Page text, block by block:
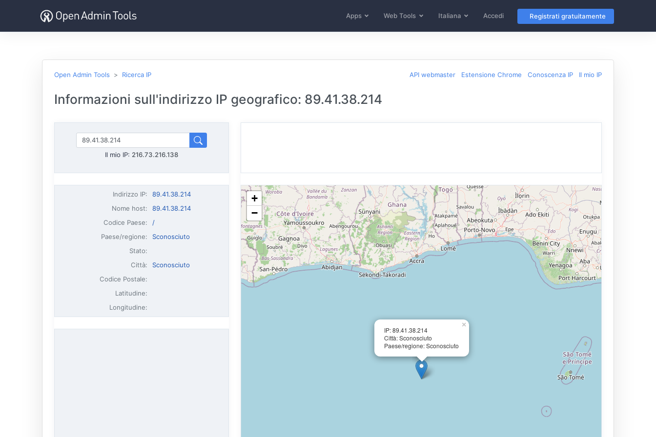
Apps Web Tools Italiana Accedi Registrati gratuitamente
Open Admin Tools Ricerca IP API webmaster Estensione Chrome Conoscenza IP Il mio IP
Informazioni sull'indirizzo IP geografico: 89.41.38.214
Il mio IP: 216.73.216.138
Indirizzo IP:
89.41.38.214
Nome host:
89.41.38.214
Codice Paese:
/
Paese/regione:
Sconosciuto
Stato:
Città:
Sconosciuto
Codice Postale:
Latitudine:
Longitudine:
IP: 89.41.38.214
Città: Sconosciuto
Paese/regione: Sconosciuto
×
+
−